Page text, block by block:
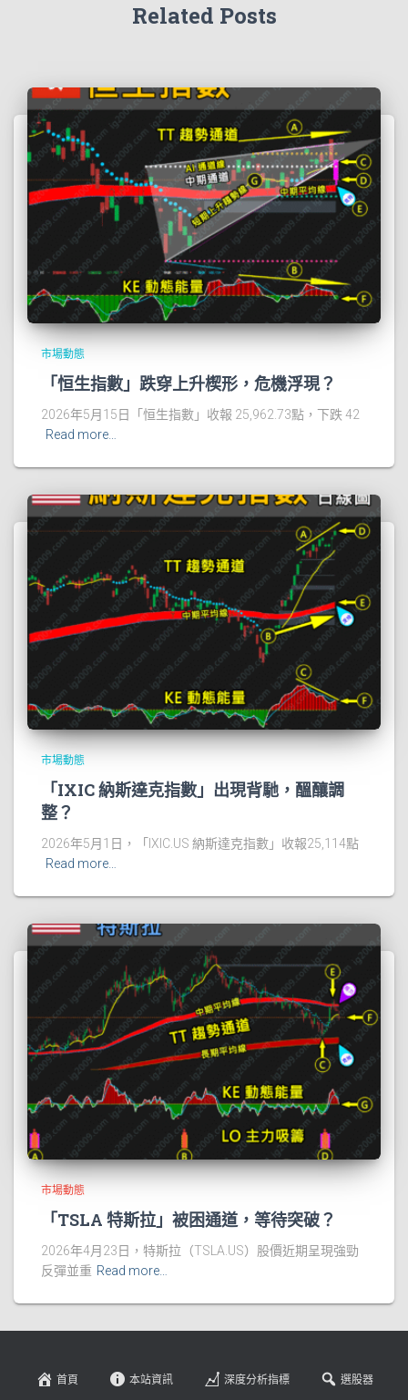
Related Posts
市場動態
「恒生指數」跌穿上升楔形，危機浮現？
2026年5月15日「恒生指數」收報 25,962.73點，下跌 42
Read more…
市場動態
「IXIC 納斯達克指數」出現背馳，醞釀調
整？
2026年5月1日，「IXIC.US 納斯達克指數」收報25,114點
Read more…
市場動態
「TSLA 特斯拉」被困通道，等待突破？
2026年4月23日，特斯拉（TSLA.US）股價近期呈現強勁
反彈並重 Read more…
首頁 本站資訊 深度分析指標 選股器